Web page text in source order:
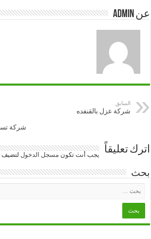
عن admin
السابق
شركة عزل بالقنفده
شركة
اترك تعليقاً يجب أنت تكون مسجل الدخول لتضيف
بحث